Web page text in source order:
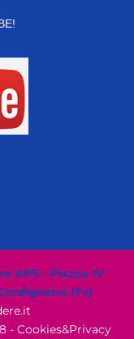
APS - Piazza IV
(Tv)
- Cookies&Privacy